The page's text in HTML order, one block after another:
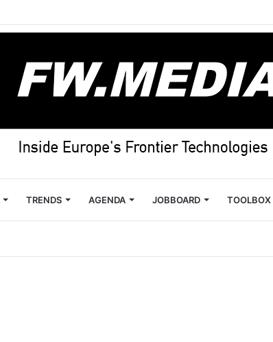
TRENDS AGENDA JOBBOARD TOOLBOX